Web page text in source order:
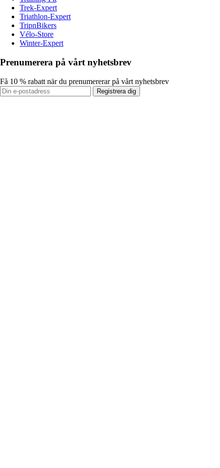
Trek-Expert
Triathlon-Expert
TripnBikers
Vélo-Store
Winter-Expert
Prenumerera på vårt nyhetsbrev
Få 10 % rabatt när du prenumererar på vårt nyhetsbrev
Registrera dig